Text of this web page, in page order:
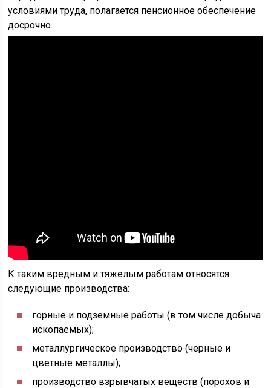
условиями труда, полагается пенсионное обеспечение
досрочно.
К таким вредным и тяжелым работам относятся
следующие производства:
горные и подземные работы (в том числе добыча
ископаемых);
металлургическое производство (черные и
цветные металлы);
производство взрывчатых веществ (порохов и